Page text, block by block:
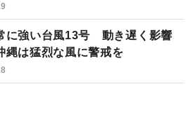
に強い台風13号 動き遅く影響
は猛烈な風に警戒を